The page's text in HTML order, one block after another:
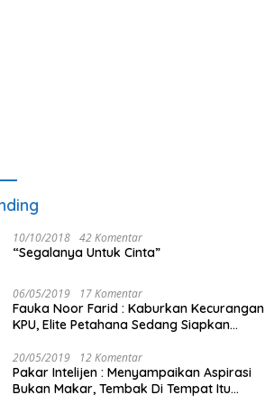
10/10/2018 42 Komentar
“Segalanya Untuk Cinta”
06/05/2019 17 Komentar
Fauka Noor Farid : Kaburkan Kecurangan
KPU, Elite Petahana Sedang Siapkan
20/05/2019 12 Komentar
Pakar Intelijen : Menyampaikan Aspirasi
Bukan Makar, Tembak Di Tempat Itu